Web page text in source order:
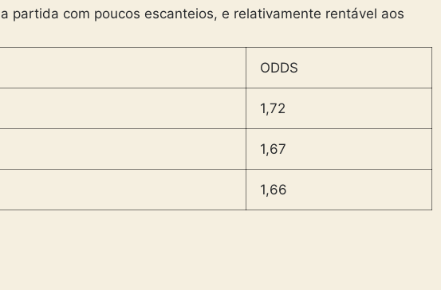
partida com poucos escanteios, e relativamente rentável aos
ODDS
1,72
1,67
1,66